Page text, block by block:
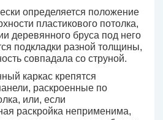
определяется положение
пластикового потолка,
деревянного бруса под него
подкладки разной толщины,
совпадала со струной.
каркас крепятся
раскроенные по
или, если
раскройка неприменима,